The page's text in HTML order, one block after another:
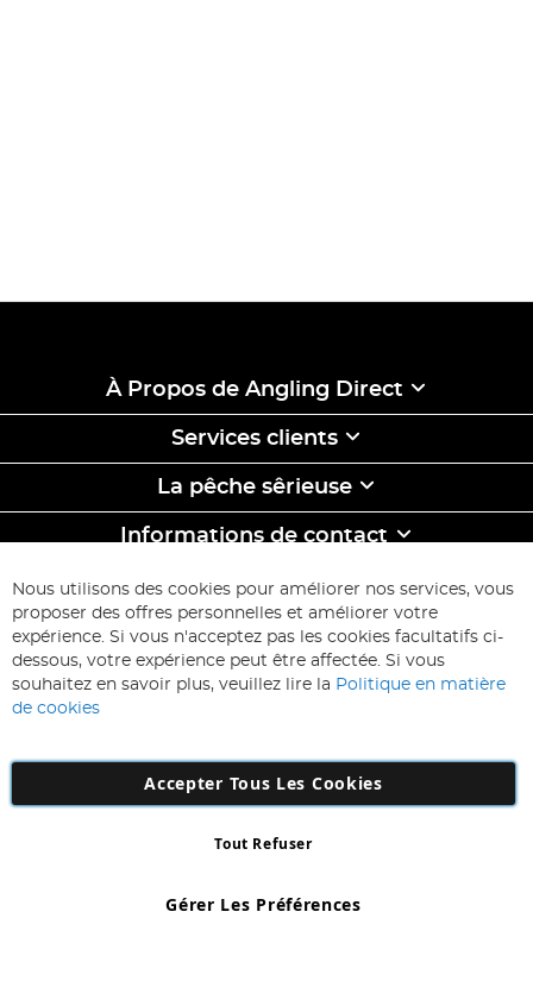
À Propos de Angling Direct
Services clients
La pêche sêrieuse
Informations de contact
ABONNEZ-VOUS & ECONOMISEZ
Inscription
à
d’information
:
Inscription
Number: 863029607
Nous utilisons des cookies pour améliorer nos services, vous
proposer des offres personnelles et améliorer votre
expérience. Si vous n'acceptez pas les cookies facultatifs ci-
dessous, votre expérience peut être affectée. Si vous
souhaitez en savoir plus, veuillez lire la Politique en matière
de cookies
Accepter Tous Les Cookies
Gérer Les Préférences
Tout Refuser